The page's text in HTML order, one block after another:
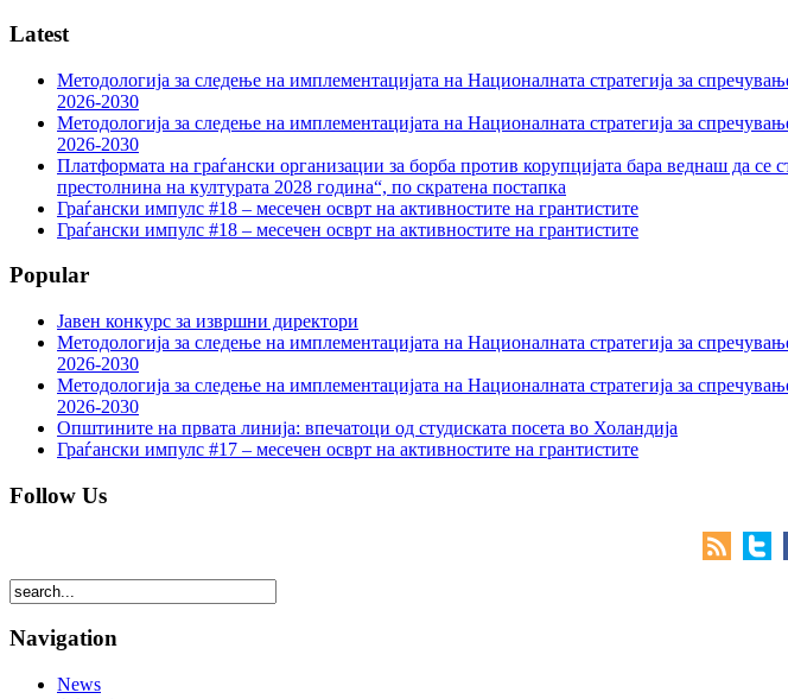
Latest
Методологија за следење на имплементацијата на Националната стратегија за
2026-2030
Методологија за следење на имплементацијата на Националната стратегија за
2026-2030
Платформата на граѓански организации за борба против корупцијата бара веднаш да
престолнина на културата 2028 година“, по скратена постапка
Граѓански импулс #18 – месечен осврт на активностите на грантистите
Граѓански импулс #18 – месечен осврт на активностите на грантистите
Popular
Јавен конкурс за извршни директори
Методологија за следење на имплементацијата на Националната стратегија за
2026-2030
Методологија за следење на имплементацијата на Националната стратегија за
2026-2030
Општините на првата линија: впечатоци од студиската посета во Холандија
Граѓански импулс #17 – месечен осврт на активностите на грантистите
Follow Us
Navigation
News